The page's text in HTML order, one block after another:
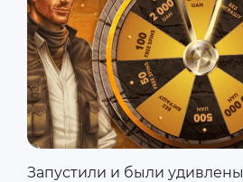
Запустили и были